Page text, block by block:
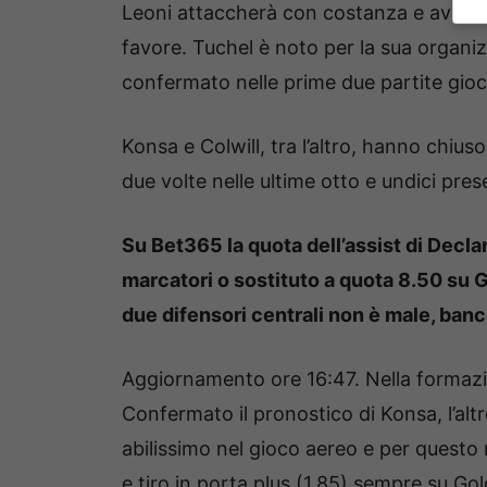
Leoni attaccherà con costanza e avrà
favore. Tuchel è noto per la sua
confermato nelle prime due partite
Konsa e Colwill, tra l’altro, hanno
due volte nelle ultime otto e undici
Su Bet365 la quota dell’assist di
marcatori o sostituto a quota 8.50 su
due difensori centrali non è male,
Aggiornamento ore 16:47. Nella
Confermato il pronostico di Konsa,
abilissimo nel gioco aereo e per